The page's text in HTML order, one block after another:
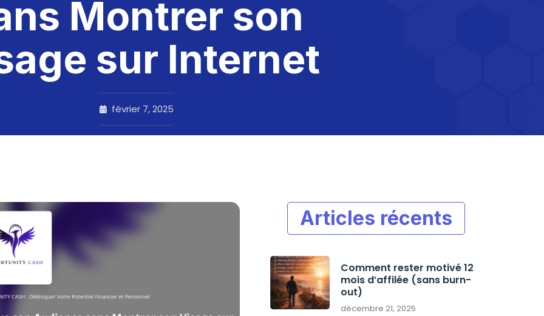
Montrer son
sur Internet
février 7, 2025
Articles récents
Comment rester motivé 12
mois d’affilée (sans burn-
out)
décembre 21, 2025